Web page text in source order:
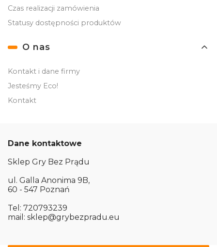
Czas realizacji zamówienia
Statusy dostępności produktów
O nas
Kontakt i dane firmy
Jesteśmy Eco!
Kontakt
Dane kontaktowe
Sklep Gry Bez Prądu
ul. Galla Anonima 9B,
60 - 547 Poznań
Tel: 720793239
mail: sklep@grybezpradu.eu